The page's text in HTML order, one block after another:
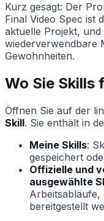
Kurz gesagt: Der
Final Video Spec ist
aktuelle Projekt, und
wiederverwendbare
Gewohnheiten.
Wo Sie Skills
Öffnen Sie auf der
Skill. Sie enthält in
Meine Skills:
gespeichert
Offizielle und
ausgewählte
Arbeitsabläufe,
bereitgestellt